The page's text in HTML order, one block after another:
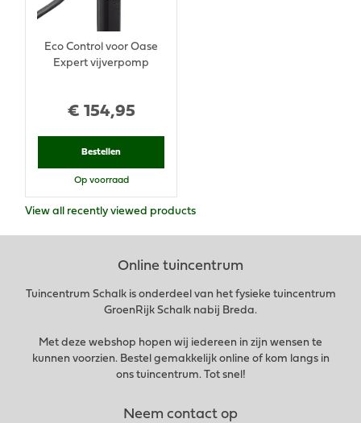
€ 154,95
Eco Control voor Oase
Expert vijverpomp
Bestellen
Op voorraad
View all recently viewed products
Online tuincentrum
Tuincentrum Schalk is onderdeel van het fysieke tuincentrum
GroenRijk Schalk nabij Breda.
Met deze webshop hopen wij iedereen in zijn wensen te
kunnen voorzien. Bestel gemakkelijk online of kom langs in
ons tuincentrum. Tot snel!
Neem contact op